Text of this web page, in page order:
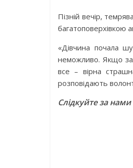
Пізній вечір,
багатоповерхівкою
«Дівчина почала
неможливо. Якщо
все – вірна
розповідають
Слідкуйте за